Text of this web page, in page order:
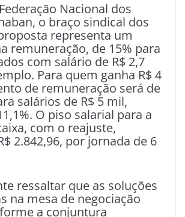
Nacional dos
o braço sindical dos
representa um
remuneração, de 15% para
com salário de R$ 2,7
Para quem ganha R$ 4
de remuneração será de
salários de R$ 5 mil,
O piso salarial para a
com o reajuste,
2.842,96, por jornada de 6
ressaltar que as soluções
na mesa de negociação
a conjuntura